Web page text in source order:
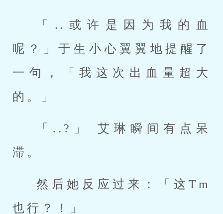
「..或许是因为我的血
呢？」于生小心翼翼地提醒了
一句，「我这次出血量超大
的。」
「..?」 艾琳瞬间有点呆
滞。
然后她反应过来：「这Tm
也行？！」